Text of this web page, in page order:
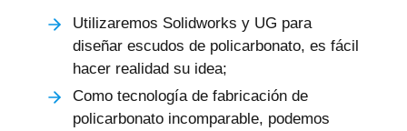
Utilizaremos Solidworks y UG para
diseñar escudos de policarbonato, es fácil
hacer realidad su idea;
Como tecnología de fabricación de
policarbonato incomparable, podemos